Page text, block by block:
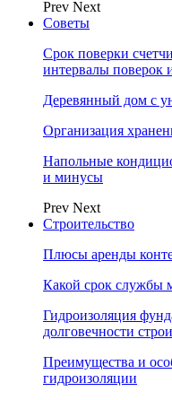
Prev Next
Советы
Срок поверки
интервалы поверок
Деревянный дом с
Организация
Напольные
и минусы
Prev Next
Строительство
Плюсы аренды
Какой срок службы
Гидроизоляция
долговечности
Преимущества и
гидроизоляции